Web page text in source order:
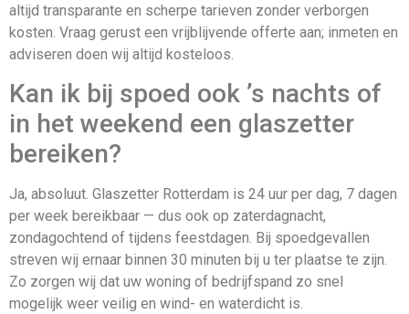
altijd transparante en scherpe tarieven zonder verborgen
kosten. Vraag gerust een vrijblijvende offerte aan; inmeten en
adviseren doen wij altijd kosteloos.
Kan ik bij spoed ook ’s nachts of
in het weekend een glaszetter
bereiken?
Ja, absoluut. Glaszetter Rotterdam is 24 uur per dag, 7 dagen
per week bereikbaar — dus ook op zaterdagnacht,
zondagochtend of tijdens feestdagen. Bij spoedgevallen
streven wij ernaar binnen 30 minuten bij u ter plaatse te zijn.
Zo zorgen wij dat uw woning of bedrijfspand zo snel
mogelijk weer veilig en wind- en waterdicht is.